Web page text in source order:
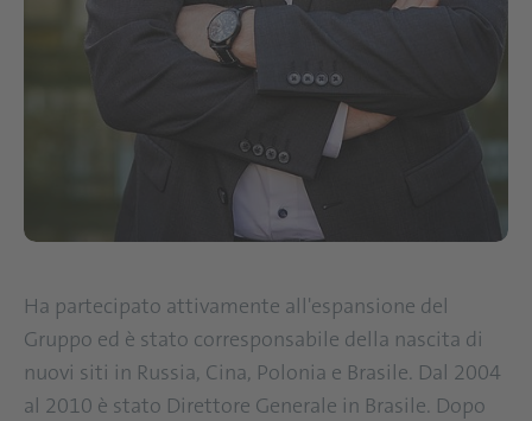
Ha partecipato attivamente all'espansione del
Gruppo ed è stato corresponsabile della nascita di
nuovi siti in Russia, Cina, Polonia e Brasile. Dal 2004
al 2010 è stato Direttore Generale in Brasile. Dopo